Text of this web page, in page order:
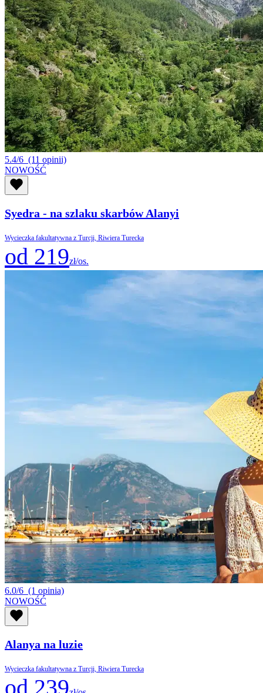
5.4/6 (11 opinii)
NOWOŚĆ
Syedra - na szlaku skarbów Alanyi
Wycieczka fakultatywna z Turcji, Riwiera Turecka
od 219zł/os.
6.0/6 (1 opinia)
NOWOŚĆ
Alanya na luzie
Wycieczka fakultatywna z Turcji, Riwiera Turecka
od 239